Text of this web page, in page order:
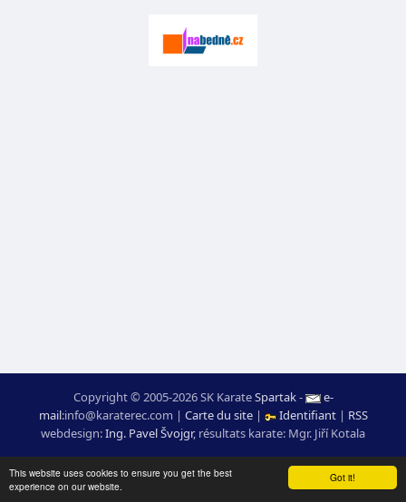
Got it!
This website uses cookies to ensure you get the best
experience on our website.
Copyright © 2005-2026 SK KarateSpartak-
e-
mail:moc.ceretarak@ofni | Carte du site| Identifiant | RSS
webdesign:Ing. Pavel Švojgr, résultats karate: Mgr. Jiří Kotala